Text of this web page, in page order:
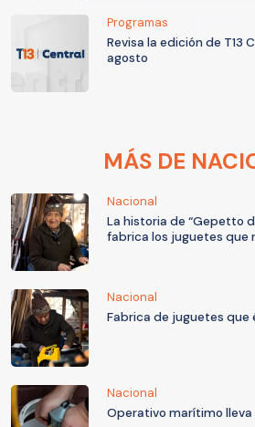
Programas
Revisa la edición de T13
agosto
MÁS DE
Nacional
La historia de “Gepetto
fabrica los juguetes que
Nacional
Fabrica de juguetes que
Nacional
Operativo marítimo lleva